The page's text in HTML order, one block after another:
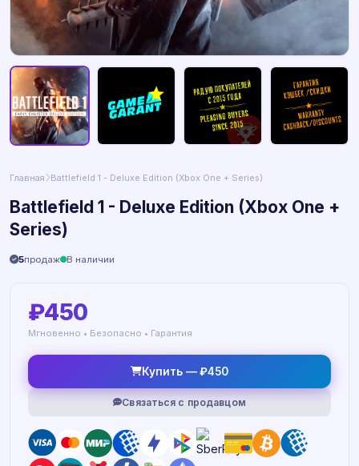
Главная Battlefield 1 - Deluxe Edition (Xbox One + Series)
Battlefield 1 - Deluxe Edition (Xbox One +
Series)
5продаж В наличии
₽450
Мгновенно • Безопасно • Гарантия
Купить — ₽450
Связаться с продавцом